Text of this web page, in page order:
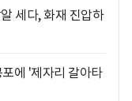
세다, 화재 진압하
에 '제자리 갈아타